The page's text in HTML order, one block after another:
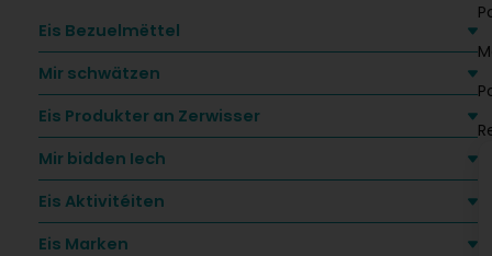
Eis Bezuelmëttel
Mir schwätzen
Eis Produkter an Zerwisser
Mir bidden Iech
Eis Aktivitéiten
Eis Marken